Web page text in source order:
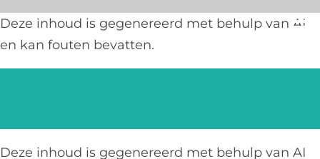
Ga
naar
inhoud
Deze inhoud is gegenereerd met behulp van AI
en kan fouten bevatten.
Deze inhoud is gegenereerd met behulp van AI